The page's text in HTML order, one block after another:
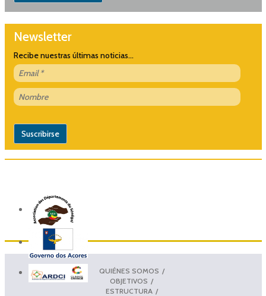
Newsletter
Recibe nuestras últimas noticias...
QUIÉNES SOMOS
OBJETIVOS
ESTRUCTURA